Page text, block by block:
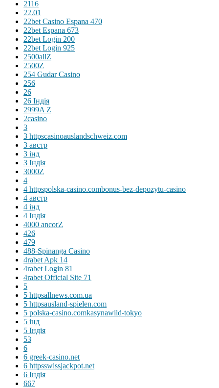
2116
22.01
22bet Casino Espana 470
22bet Espana 673
22bet Login 200
22bet Login 925
2500allZ
2500Z
254 Gudar Casino
256
26
26 Індія
2999A Z
2casino
3
3 httpscasinoauslandschweiz.com
3 австр
3 інд
3 Індія
3000Z
4
4 httpspolska-casino.combonus-bez-depozytu-casino
4 австр
4 інд
4 Індія
4000 ancorZ
426
479
488-Spinanga Casino
4rabet Apk 14
4rabet Login 81
4rabet Official Site 71
5
5 httpsallnews.com.ua
5 httpsausland-spielen.com
5 polska-casino.comkasynawild-tokyo
5 інд
5 Індія
53
6
6 greek-casino.net
6 httpsswissjackpot.net
6 Індія
667